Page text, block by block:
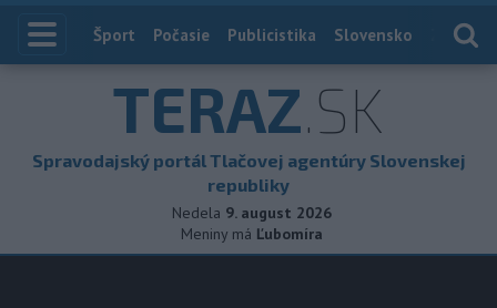
Index
Šport Počasie Publicistika Slovensko
TERAZ.SK
Spravodajský portál Tlačovej agentúry Slovenskej
republiky
Nedela 9. august 2026
Meniny má Ľubomíra